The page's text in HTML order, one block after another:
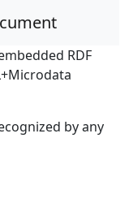
RDF
by any